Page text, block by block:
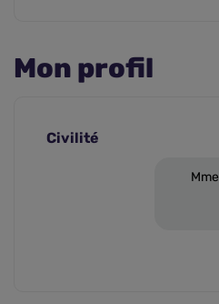
Mon profil
Civilité
Mme